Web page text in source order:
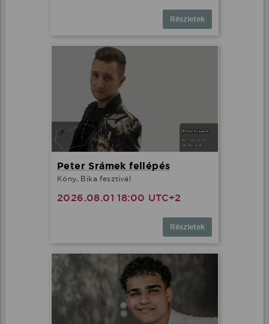
Részletek
Peter Srámek fellépés
Kóny, Bika fesztivál
2026.08.01 18:00 UTC+2
Részletek